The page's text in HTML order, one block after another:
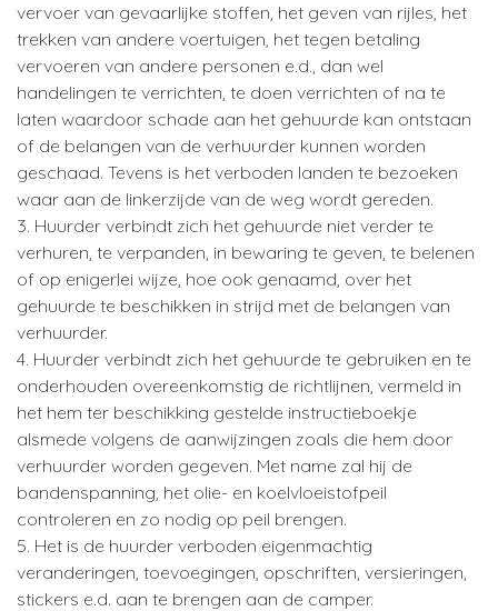
vervoer van gevaarlijke stoffen, het geven van rijles, het
trekken van andere voertuigen, het tegen betaling
vervoeren van andere personen e.d., dan wel
handelingen te verrichten, te doen verrichten of na te
laten waardoor schade aan het gehuurde kan ontstaan
of de belangen van de verhuurder kunnen worden
geschaad. Tevens is het verboden landen te bezoeken
waar aan de linkerzijde van de weg wordt gereden.
3. Huurder verbindt zich het gehuurde niet verder te
verhuren, te verpanden, in bewaring te geven, te belenen
of op enigerlei wijze, hoe ook genaamd, over het
gehuurde te beschikken in strijd met de belangen van
verhuurder.
4. Huurder verbindt zich het gehuurde te gebruiken en te
onderhouden overeenkomstig de richtlijnen, vermeld in
het hem ter beschikking gestelde instructieboekje
alsmede volgens de aanwijzingen zoals die hem door
verhuurder worden gegeven. Met name zal hij de
bandenspanning, het olie- en koelvloeistofpeil
controleren en zo nodig op peil brengen.
5. Het is de huurder verboden eigenmachtig
veranderingen, toevoegingen, opschriften, versieringen,
stickers e.d. aan te brengen aan de camper.